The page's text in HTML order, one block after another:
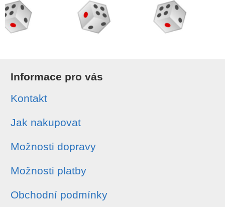
Informace pro vás
Kontakt
Jak nakupovat
Možnosti dopravy
Možnosti platby
Obchodní podmínky